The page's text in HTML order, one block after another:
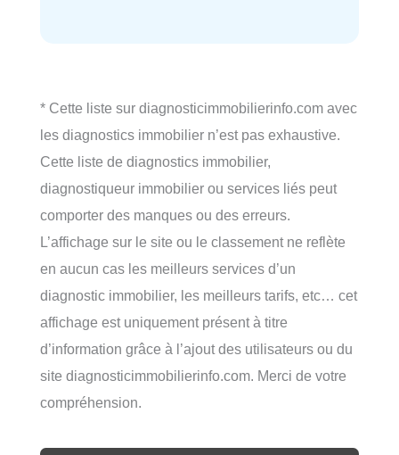
* Cette liste sur diagnosticimmobilierinfo.com avec
les diagnostics immobilier n’est pas exhaustive.
Cette liste de diagnostics immobilier,
diagnostiqueur immobilier ou services liés peut
comporter des manques ou des erreurs.
L’affichage sur le site ou le classement ne reflète
en aucun cas les meilleurs services d’un
diagnostic immobilier, les meilleurs tarifs, etc… cet
affichage est uniquement présent à titre
d’information grâce à l’ajout des utilisateurs ou du
site diagnosticimmobilierinfo.com. Merci de votre
compréhension.